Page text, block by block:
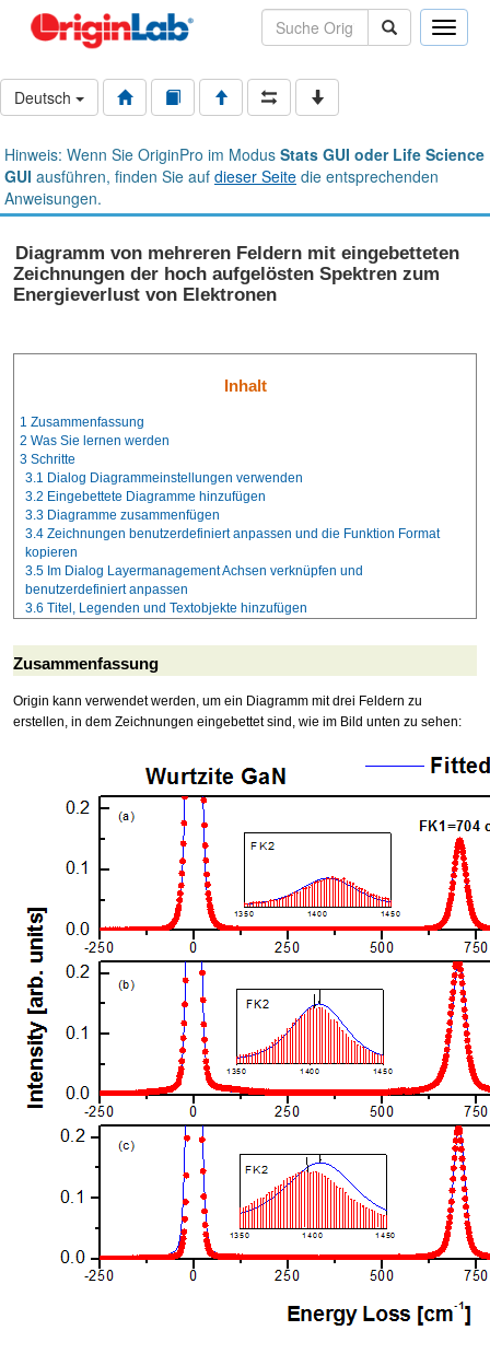
Toggle
Deutsch
Hinweis: Wenn Sie OriginPro im Modus Stats GUI oder Life Science
GUI ausführen, finden Sie auf dieser Seite die entsprechenden
Anweisungen.
Diagramm von mehreren Feldern mit eingebetteten
Zeichnungen der hoch aufgelösten Spektren zum
Energieverlust von Elektronen
Inhalt
1 Zusammenfassung
2 Was Sie lernen werden
3 Schritte
3.1 Dialog Diagrammeinstellungen verwenden
3.2 Eingebettete Diagramme hinzufügen
3.3 Diagramme zusammenfügen
3.4 Zeichnungen benutzerdefiniert anpassen und die Funktion Format
kopieren
3.5 Im Dialog Layermanagement Achsen verknüpfen und
benutzerdefiniert anpassen
3.6 Titel, Legenden und Textobjekte hinzufügen
Zusammenfassung
Origin kann verwendet werden, um ein Diagramm mit drei Feldern zu
erstellen, in dem Zeichnungen eingebettet sind, wie im Bild unten zu sehen: